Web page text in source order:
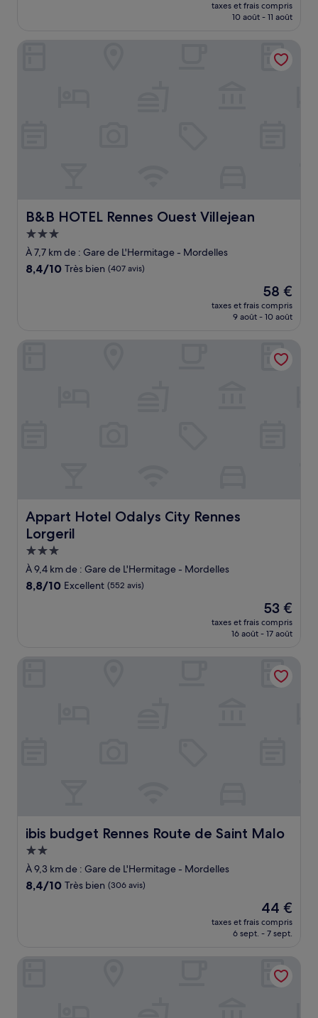
prix
de
47 €
taxes et frais compris
10 août - 11 août
B&B HOTEL Rennes Ouest Villejean
B&B HOTEL Rennes Ouest Villejean
Hébergement
3.0 étoiles
À 7,7 km de : Gare de L'Hermitage - Mordelles
8.4
8,4/10 Très bien (407 avis)
Le
nouveau
prix
de
58 €
58 €
taxes et frais compris
9 août - 10 août
Appart Hotel Odalys City Rennes
Lorgeril
Appart Hotel Odalys City Rennes Lorgeril
Hébergement
3.0 étoiles
À 9,4 km de : Gare de L'Hermitage - Mordelles
8.8
8,8/10 Excellent (552 avis)
Le
nouveau
prix
de
53 €
53 €
taxes et frais compris
16 août - 17 août
ibis budget Rennes Route de Saint Malo
ibis budget Rennes Route de Saint Malo
Hébergement
2.0 étoiles
À 9,3 km de : Gare de L'Hermitage - Mordelles
8.4
8,4/10 Très bien (306 avis)
Le
nouveau
prix
de
44 €
44 €
taxes et frais compris
6 sept. - 7 sept.